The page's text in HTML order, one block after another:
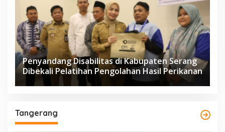
Penyandang Disabilitas di Kabupaten Serang
Dibekali Pelatihan Pengolahan Hasil Perikanan
Tangerang